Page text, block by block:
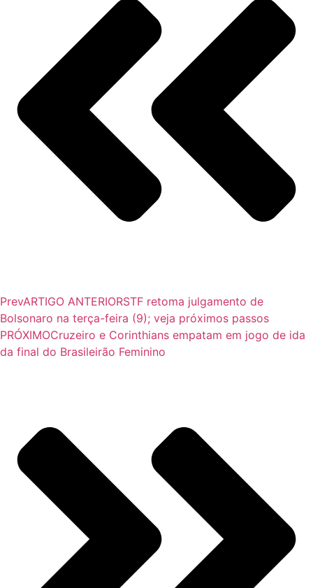
PrevARTIGO ANTERIORSTF retoma julgamento de
Bolsonaro na terça-feira (9); veja próximos passos
PRÓXIMOCruzeiro e Corinthians empatam em jogo de ida
da final do Brasileirão Feminino